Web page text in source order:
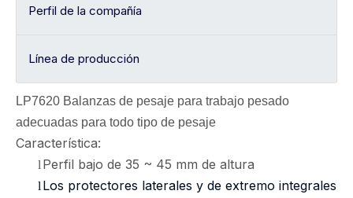
Perfil de la compañía
Línea de producción
LP7620 Balanzas de pesaje para trabajo pesado
adecuadas para todo tipo de pesaje
Característica:
l Perfil bajo de 35 ~ 45 mm de altura
l Los protectores laterales y de extremo integrales